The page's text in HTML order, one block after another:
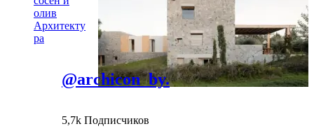
олив
Архитекту
ра
@archicon_by.
5,7k Подписчиков